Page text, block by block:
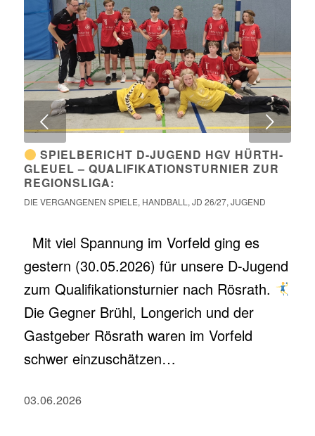
SPIELBERICHT D-JUGEND HGV HÜRTH-
GLEUEL – QUALIFIKATIONSTURNIER ZUR
REGIONSLIGA:
DIE VERGANGENEN SPIELE, HANDBALL , JD 26/27, JUGEND
Mit viel Spannung im Vorfeld ging es
gestern (30.05.2026) für unsere D-Jugend
zum Qualifikationsturnier nach Rösrath.
Die Gegner Brühl, Longerich und der
Gastgeber Rösrath waren im Vorfeld
schwer einzuschätzen…
03.06.2026
Weiter